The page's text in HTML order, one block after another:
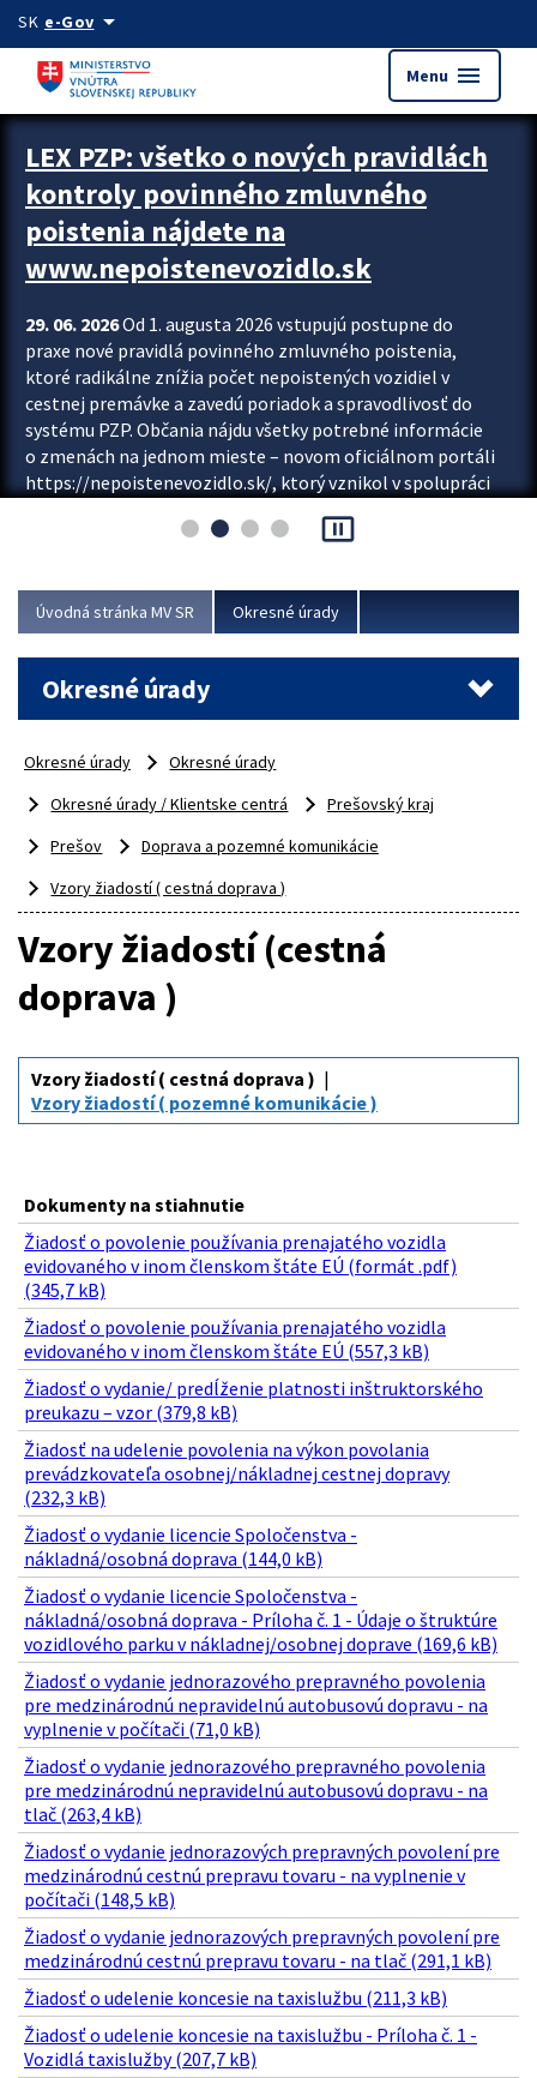
Preskocit na hlavný obsah
SK e-Govarrow_drop_down
Menu menu
Zastavit automatický posun upútavok
LEX PZP: všetko o nových pravidlách
kontroly povinného zmluvného
poistenia nájdete na
www.nepoistenevozidlo.sk
29. 06. 2026Od 1. augusta 2026 vstupujú postupne do
praxe nové pravidlá povinného zmluvného poistenia,
ktoré radikálne znížia počet nepoistených vozidiel v
cestnej premávke a zavedú poriadok a spravodlivosť do
systému PZP. Občania nájdu všetky potrebné informácie
o zmenách na jednom mieste – novom oficiálnom portáli
https://nepoistenevozidlo.sk/, ktorý vznikol v spolupráci
asociácie poisťovní (SLASPO) a Ministerstva vnútra SR.
Viac
pause_presentation
Úvodná stránka MV SR Okresné úrady
Okresné úrady
Okresné úrady
Okresné úrady
Okresné úrady / Klientske centrá
Prešovský kraj
Prešov
Doprava a pozemné komunikácie
Vzory žiadostí ( cestná doprava )
Vzory žiadostí (cestná
doprava )
Vzory žiadostí ( cestná doprava )
Vzory žiadostí ( pozemné komunikácie )
Dokumenty na stiahnutie
Žiadosť o povolenie používania prenajatého vozidla
evidovaného v inom členskom štáte EÚ (formát .pdf)
(345,7 kB)
Žiadosť o povolenie používania prenajatého vozidla
evidovaného v inom členskom štáte EÚ (557,3 kB)
Žiadosť o vydanie/ predĺženie platnosti inštruktorského
preukazu – vzor (379,8 kB)
Žiadosť na udelenie povolenia na výkon povolania
prevádzkovateľa osobnej/nákladnej cestnej dopravy
(232,3 kB)
Žiadosť o vydanie licencie Spoločenstva -
nákladná/osobná doprava (144,0 kB)
Žiadosť o vydanie licencie Spoločenstva -
nákladná/osobná doprava - Príloha č. 1 - Údaje o štruktúre
vozidlového parku v nákladnej/osobnej doprave (169,6 kB)
Žiadosť o vydanie jednorazového prepravného povolenia
pre medzinárodnú nepravidelnú autobusovú dopravu - na
vyplnenie v počítači (71,0 kB)
Žiadosť o vydanie jednorazového prepravného povolenia
pre medzinárodnú nepravidelnú autobusovú dopravu - na
tlač (263,4 kB)
Žiadosť o vydanie jednorazových prepravných povolení pre
medzinárodnú cestnú prepravu tovaru - na vyplnenie v
počítači (148,5 kB)
Žiadosť o vydanie jednorazových prepravných povolení pre
medzinárodnú cestnú prepravu tovaru - na tlač (291,1 kB)
Žiadosť o udelenie koncesie na taxislužbu (211,3 kB)
Žiadosť o udelenie koncesie na taxislužbu - Príloha č. 1 -
Vozidlá taxislužby (207,7 kB)